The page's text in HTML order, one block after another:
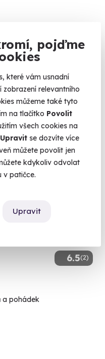
pojďme
které vám usnadní
relevantního
můžeme také tyto
na tlačítko Povolit
všech cookies na
Upravit se dozvíte více
můžete povolit jen
kdykoliv odvolat
v patičce.
Upravit
na stopě
6.5(2)
a pohádek